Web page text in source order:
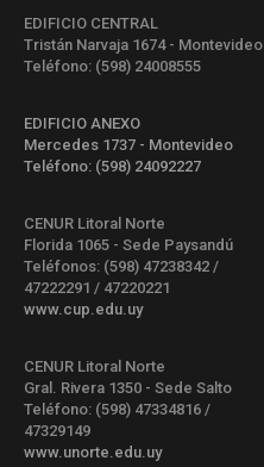
EDIFICIO CENTRAL
Tristán Narvaja 1674 - Montevideo
Teléfono: (598) 24008555
EDIFICIO ANEXO
Mercedes 1737 - Montevideo
Teléfono: (598) 24092227
CENUR Litoral Norte
Florida 1065 - Sede Paysandú
Teléfonos: (598) 47238342 /
47222291 / 47220221
www.cup.edu.uy
CENUR Litoral Norte
Gral. Rivera 1350 - Sede Salto
Teléfono: (598) 47334816 /
47329149
www.unorte.edu.uy